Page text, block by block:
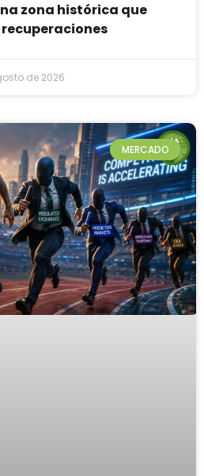
zona histórica que
de 2026
MERCADO